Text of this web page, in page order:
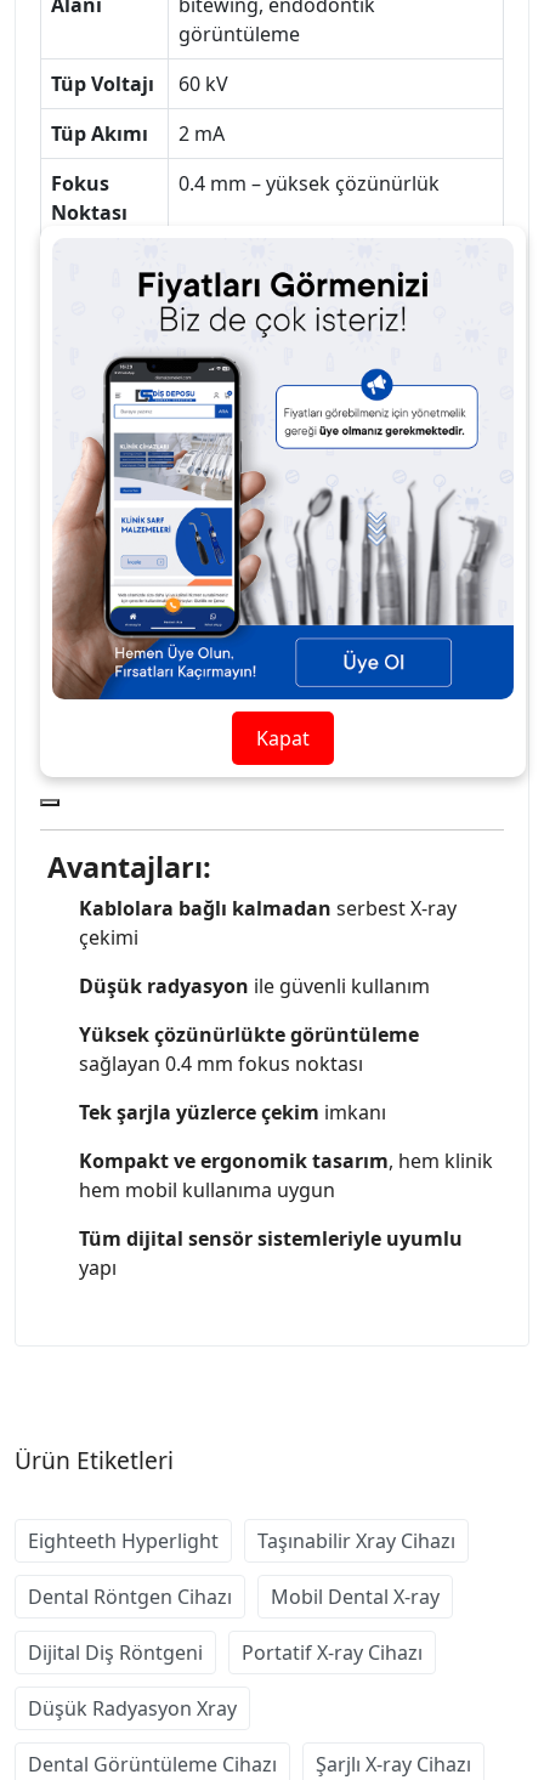
görüntüleme
Tüp Voltajı
60 kV
Tüp Akımı
2 mA
Fokus
Noktası
0.4 mm – yüksek çözünürlük
kalitesi
Dahili lityum batarya – tek şarjla
400+ çekim kapasitesi
Ekran
LCD ekran – ayarlanabilir pozlama
süresi
Pozlama
Süresi
0.1 – 1.8 saniye arası
Cihaz
Ağırlığı
Yaklaşık 2.2 kg – hafif ve
taşınabilir
Uyum
Dijital sensörler ve fosfor
plaklarla uyumlu
ET-HYPLT
Avantajları:
Kablolara bağlı kalmadan serbest X-ray
çekimi
Düşük radyasyon ile güvenli kullanım
Yüksek çözünürlükte görüntüleme
sağlayan 0.4 mm fokus noktası
Tek şarjla yüzlerce çekim imkanı
Kompakt ve ergonomik tasarım, hem klinik
hem mobil kullanıma uygun
Tüm dijital sensör sistemleriyle uyumlu
yapı
Ürün Etiketleri
Eighteeth Hyperlight Taşınabilir Xray Cihazı
Dental Röntgen Cihazı Mobil Dental X-ray
Dijital Diş Röntgeni Portatif X-ray Cihazı
Düşük Radyasyon Xray
Dental Görüntüleme Cihazı Şarjlı X-ray Cihazı
Kapat